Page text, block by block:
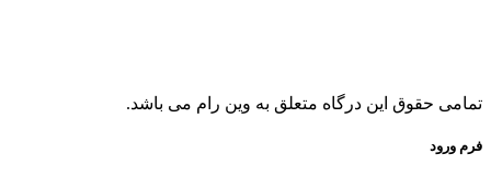
تمامی حقوق این درگاه متعلق به وین رام می باشد.
فرم ورود